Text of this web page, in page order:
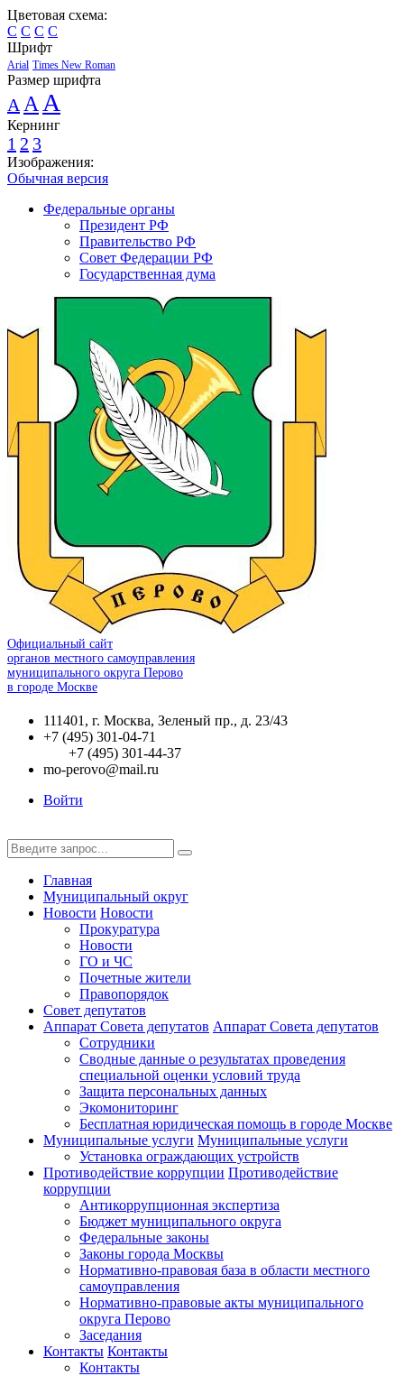
Цветовая схема:
C C C C
Шрифт
Arial Times New Roman
Размер шрифта
A A A
Кернинг
1 2 3
Изображения:
Обычная версия
Федеральные органы
Президент РФ
Правительство РФ
Совет Федерации РФ
Государственная дума
Официальный сайт
органов местного самоуправления
муниципального округа Перово
в городе Москве
111401, г. Москва, Зеленый пр., д. 23/43
+7 (495) 301-04-71
+7 (495) 301-44-37
mo-perovo@mail.ru
Войти
Главная
Муниципальный округ
Новости Новости
Прокуратура
Новости
ГО и ЧС
Почетные жители
Правопорядок
Совет депутатов
Аппарат Совета депутатов Аппарат Совета депутатов
Сотрудники
Сводные данные о результатах проведения
специальной оценки условий труда
Защита персональных данных
Экомониторинг
Бесплатная юридическая помощь в городе Москве
Муниципальные услуги Муниципальные услуги
Установка ограждающих устройств
Противодействие коррупции Противодействие
коррупции
Антикоррупционная экспертиза
Бюджет муниципального округа
Федеральные законы
Законы города Москвы
Нормативно-правовая база в области местного
самоуправления
Нормативно-правовые акты муниципального
округа Перово
Заседания
Контакты Контакты
Контакты